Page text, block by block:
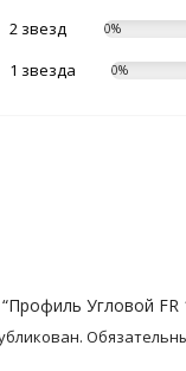
2 звезд 0%
1 звезда 0%
Угловой FR